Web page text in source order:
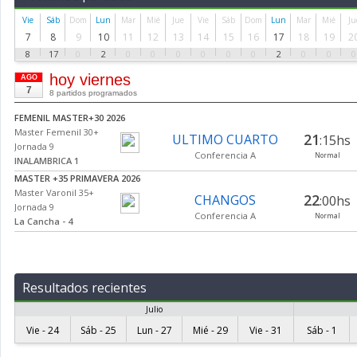
Vie
7
8
Sáb
8
17
Dom
9
0
Lun
10
2
Mar
11
0
Mié
12
0
Jue
13
0
Vie
14
0
Sáb
15
0
Dom
16
0
Lun
17
2
Mar
18
0
Mié
19
0 0
AGO
7
hoy viernes
8 partidos programados
FEMENIL MASTER+30 2026
Master Femenil 30+
Jornada 9
INALAMBRICA 1
ULTIMO CUARTO
Conferencia A
21:15hs
Normal
MASTER +35 PRIMAVERA 2026
Master Varonil 35+
Jornada 9
La Cancha - 4
CHANGOS
Conferencia A
22:00hs
Normal
La Cancha - 2
Conferencia B Normal
MASTER +35 PRIMAVERA 2026
Jornada 9
La Cancha - 3
Conferencia A
22
Normal
Resultados recientes
Julio
Vie - 24 Sáb - 25 Lun - 27 Mié - 29 Vie - 31 Sáb - 1